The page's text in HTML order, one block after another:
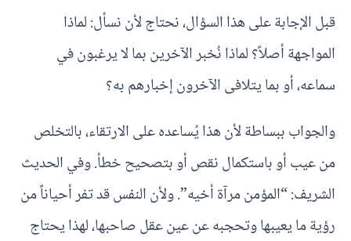
قبل الإجابة على هذا السؤال، نحتاج لأن نسأل: لماذا
المواجهة أصلاً؟ لماذا نُخبر الآخرين بما لا يرغبون في
سماعه، أو بما يتلافى الآخرون إخبارهم به؟
والجواب ببساطة لأن هذا يُساعده على الارتقاء، بالتخلص
من عيب أو باستكمال نقص أو بتصحيح خطأ. وفي الحديث
الشريف: “المؤمن مرآة أخيه”. ولأن النفس قد تفر أحياناً من
رؤية ما يعيبها وتحجبه عن عين عقل صاحبها، لهذا يحتاج